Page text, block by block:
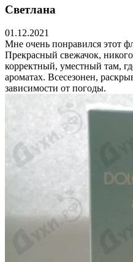
Светлана
01.12.2021
Мне очень понравился этот
Прекрасный свежачок,
корректный, уместный там,
ароматах. Всесезонен,
зависимости от погоды.